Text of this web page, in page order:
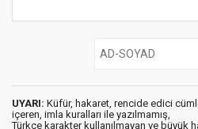
UYARI: Küfür, hakaret, rencide edici
içeren, imla kuralları ile yazılmamış,
Türkçe karakter kullanılmayan ve büyük